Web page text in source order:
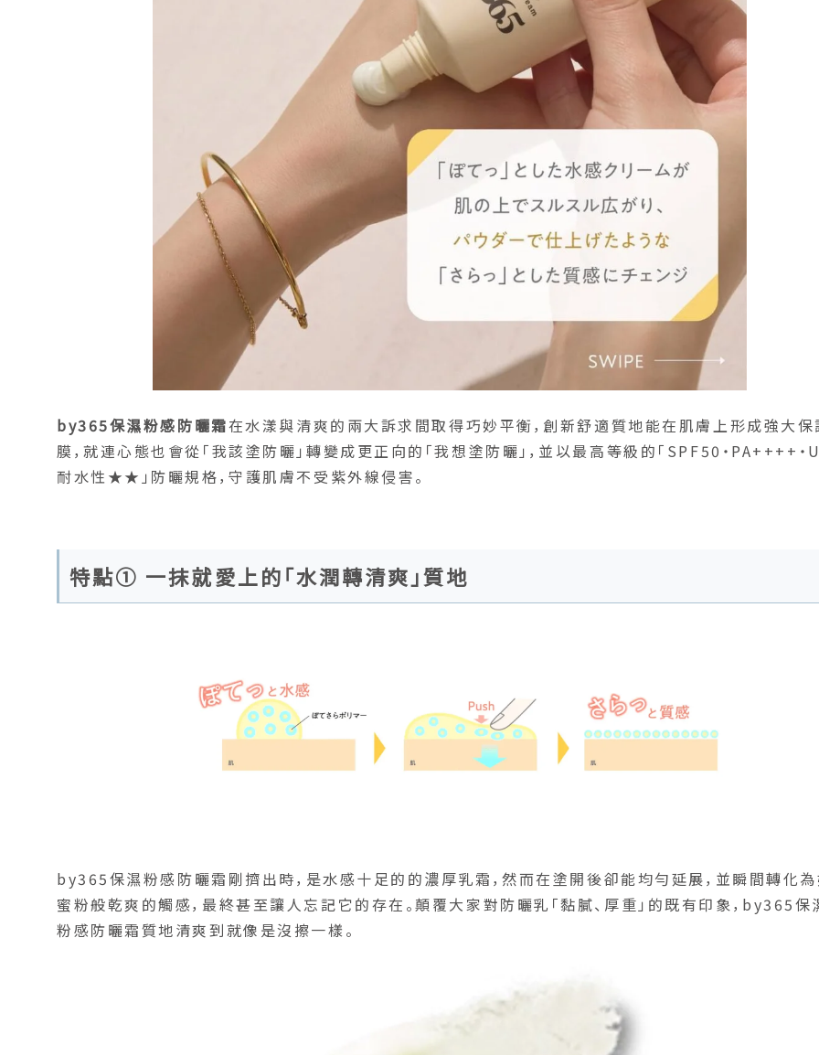
by365保濕粉感防曬霜在水漾與清爽的兩大訴求間取得巧妙平衡，創新舒適質地能在肌膚上形成強大保
膜，就連心態也會從「我該塗防曬」轉變成更正向的「我想塗防曬」，並以最高等級的「SPF50・PA++++・
耐水性★★」防曬規格，守護肌膚不受紫外線侵害。
特點① 一抹就愛上的「水潤轉清爽」質地
by365保濕粉感防曬霜剛擠出時，是水感十足的的濃厚乳霜，然而在塗開後卻能均勻延展，並瞬間轉化
蜜粉般乾爽的觸感，最終甚至讓人忘記它的存在。顛覆大家對防曬乳「黏膩、厚重」的既有印象，by365保
粉感防曬霜質地清爽到就像是沒擦一樣。